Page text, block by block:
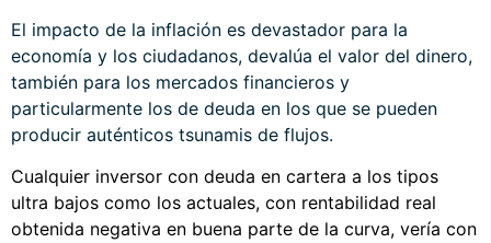
El impacto de la inflación es devastador para la
economía y los ciudadanos, devalúa el valor del dinero,
también para los mercados financieros y
particularmente los de deuda en los que se pueden
producir auténticos tsunamis de flujos.
Cualquier inversor con deuda en cartera a los tipos
ultra bajos como los actuales, con rentabilidad real
obtenida negativa en buena parte de la curva, vería con